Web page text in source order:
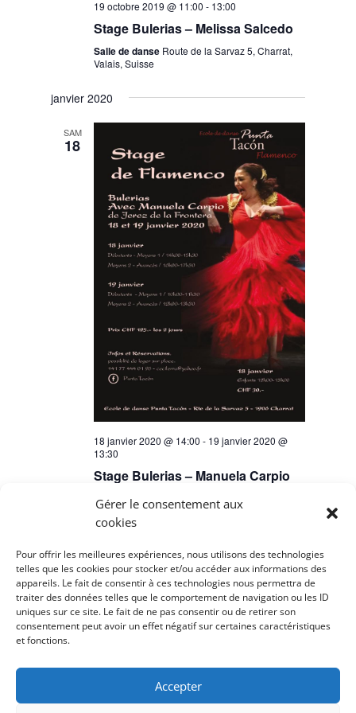
Gérer le consentement aux
cookies
Pour offrir les meilleures expériences, nous utilisons des technologies
telles que les cookies pour stocker et/ou accéder aux informations des
appareils. Le fait de consentir à ces technologies nous permettra de
traiter des données telles que le comportement de navigation ou les ID
uniques sur ce site. Le fait de ne pas consentir ou de retirer son
consentement peut avoir un effet négatif sur certaines caractéristiques
et fonctions.
Accepter
19 octobre 2019 @ 11:00 - 13:00
Stage Bulerias – Melissa Salcedo
Salle de danse Route de la Sarvaz 5, Charrat,
Valais, Suisse
janvier 2020
SAM
18
18 janvier 2020 @ 14:00 - 19 janvier 2020 @
13:30
Stage Bulerias – Manuela Carpio
Salle de danse
Route de la Sarvaz 5, Charrat,
Valais, Suisse
Évènements
précédents Aujourd’hui Évènements
suivants
S’abonner au calendrier